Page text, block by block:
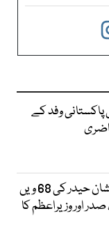
وفد کے
میجر طفیل محمد شہید نشان حیدر کی 68 ویں
اور وزیراعظم کا